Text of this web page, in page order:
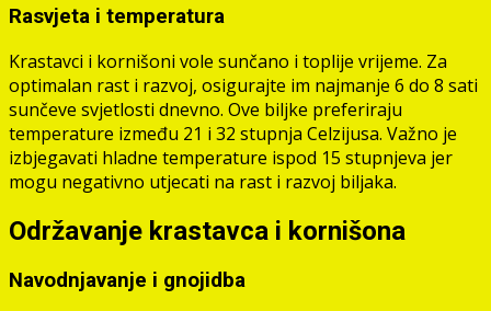
Rasvjeta i temperatura
Krastavci i kornišoni vole sunčano i toplije vrijeme. Za
optimalan rast i razvoj, osigurajte im najmanje 6 do 8 sati
sunčeve svjetlosti dnevno. Ove biljke preferiraju
temperature između 21 i 32 stupnja Celzijusa. Važno je
izbjegavati hladne temperature ispod 15 stupnjeva jer
mogu negativno utjecati na rast i razvoj biljaka.
Održavanje krastavca i kornišona
Navodnjavanje i gnojidba